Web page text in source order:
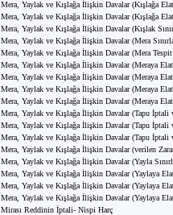
Mera, Yaylak ve Kışlağa İlişkin Davalar (Kışlağa
Mera, Yaylak ve Kışlağa İlişkin Davalar (Kışlağa
Mera, Yaylak ve Kışlağa İlişkin Davalar (Kışlak
Mera, Yaylak ve Kışlağa İlişkin Davalar (Mera
Mera, Yaylak ve Kışlağa İlişkin Davalar (Mera
Mera, Yaylak ve Kışlağa İlişkin Davalar (Meraya
Mera, Yaylak ve Kışlağa İlişkin Davalar (Meraya
Mera, Yaylak ve Kışlağa İlişkin Davalar (Meraya
Mera, Yaylak ve Kışlağa İlişkin Davalar (Meraya
Mera, Yaylak ve Kışlağa İlişkin Davalar (Tapu İptali
Mera, Yaylak ve Kışlağa İlişkin Davalar (Tapu İptali
Mera, Yaylak ve Kışlağa İlişkin Davalar (Tapu İptali
Mera, Yaylak ve Kışlağa İlişkin Davalar (verilen
Mera, Yaylak ve Kışlağa İlişkin Davalar (Yayla
Mera, Yaylak ve Kışlağa İlişkin Davalar (Yaylaya
Mera, Yaylak ve Kışlağa İlişkin Davalar (Yaylaya
Mera, Yaylak ve Kışlağa İlişkin Davalar (Yaylaya
Mirası Reddinin İptali- Nispi Harç